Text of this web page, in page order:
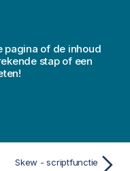
pagina of de inhoud
stap of een
Skew - scriptfunctie